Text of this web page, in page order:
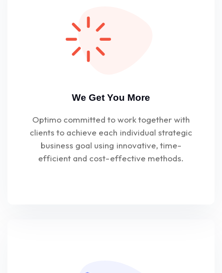
We Get You More
Optimo committed to work together with
clients to achieve each individual strategic
business goal using innovative, time-
efficient and cost-effective methods.